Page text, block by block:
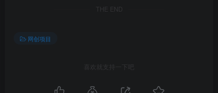
THE END
网创项目
喜欢就支持一下吧